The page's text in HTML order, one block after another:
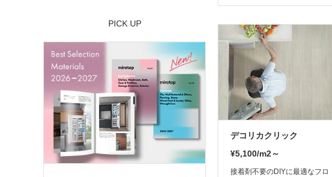
s
a
r
a
t
デコリカクリック
¥5,100/m2～
接着剤不要のDIYに最適なフロ
PICK UP